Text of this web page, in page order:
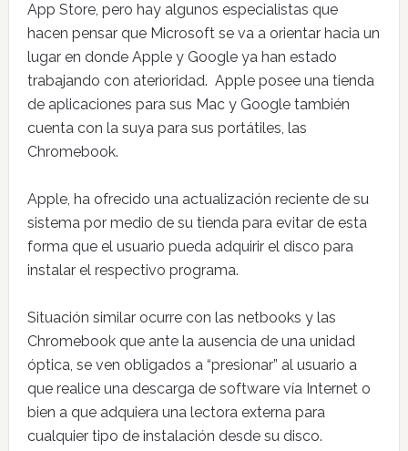
App Store, pero hay algunos especialistas que
hacen pensar que Microsoft se va a orientar hacia un
lugar en donde Apple y Google ya han estado
trabajando con aterioridad. Apple posee una tienda
de aplicaciones para sus Mac y Google también
cuenta con la suya para sus portátiles, las
Chromebook.
Apple, ha ofrecido una actualización reciente de su
sistema por medio de su tienda para evitar de esta
forma que el usuario pueda adquirir el disco para
instalar el respectivo programa.
Situación similar ocurre con las netbooks y las
Chromebook que ante la ausencia de una unidad
óptica, se ven obligados a “presionar” al usuario a
que realice una descarga de software vía Internet o
bien a que adquiera una lectora externa para
cualquier tipo de instalación desde su disco.